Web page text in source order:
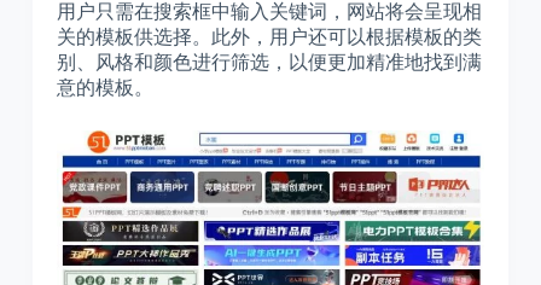
用户只需在搜索框中输入关键词，网站将会呈现相
关的模板供选择。此外，用户还可以根据模板的类
别、风格和颜色进行筛选，以便更加精准地找到满
意的模板。